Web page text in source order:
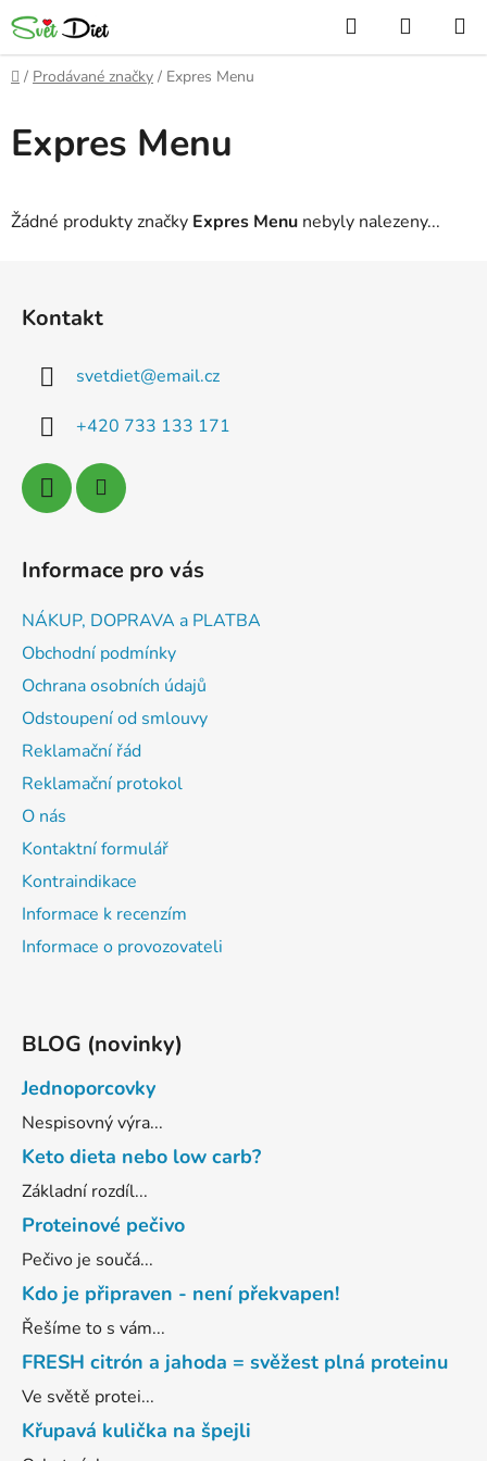
Přejít
na
obsah
Hledat
KOŠÍK
Domů
/ Prodávané značky / Expres Menu
Expres Menu
Žádné produkty značky Expres Menu nebyly nalezeny...
Kontakt
svetdiet@email.cz
+420 733 133 171
Informace pro vás
NÁKUP, DOPRAVA a PLATBA
Obchodní podmínky
Ochrana osobních údajů
Odstoupení od smlouvy
Reklamační řád
Reklamační protokol
O nás
Kontaktní formulář
Kontraindikace
Informace k recenzím
Informace o provozovateli
BLOG (novinky)
Jednoporcovky
Nespisovný výra...
Keto dieta nebo low carb?
Základní rozdíl...
Proteinové pečivo
Pečivo je součá...
Kdo je připraven - není překvapen!
Řešíme to s vám...
FRESH citrón a jahoda = svěžest plná proteinu
Ve světě protei...
Křupavá kulička na špejli